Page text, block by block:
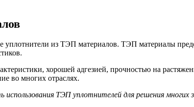
уплотнители из ТЭП материалов. ТЭП материалы
хорошей адгезией, прочностью на
во многих отраслях.
ТЭП уплотнителей для решения многих